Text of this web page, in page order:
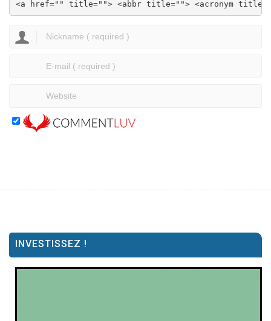
<a href="" title=""> <abbr title=""> <acronym
INVESTISSEZ !